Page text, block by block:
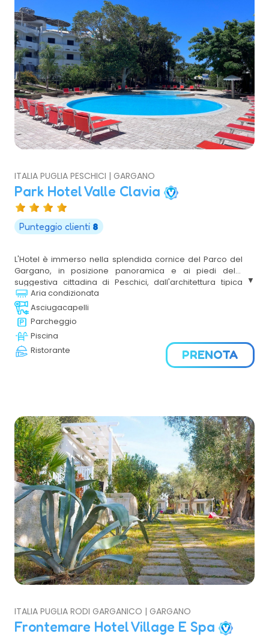
ITALIA PUGLIA PESCHICI | GARGANO
Park Hotel Valle Clavia
Punteggio clienti 8
L'Hotel è immerso nella splendida cornice del Parco del
Gargano, in posizione panoramica e ai piedi della
suggestiva cittadina di Peschici, dall'architettura tipica
mediterranea, avvolto da giardini meravigliosi, offre
ambienti eleganti ed accoglienti.
Aria condizionata
Asciugacapelli
Parcheggio
Piscina
Ristorante
PRENOTA
ITALIA PUGLIA RODI GARGANICO | GARGANO
Frontemare Hotel Village E Spa